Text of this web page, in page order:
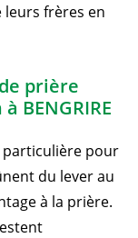
frères en
prière
BENGRIRE
particulière pour
du lever au
à la prière.